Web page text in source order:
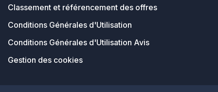
Classement et référencement des offres
Conditions Générales d'Utilisation
Conditions Générales d'Utilisation Avis
Gestion des cookies